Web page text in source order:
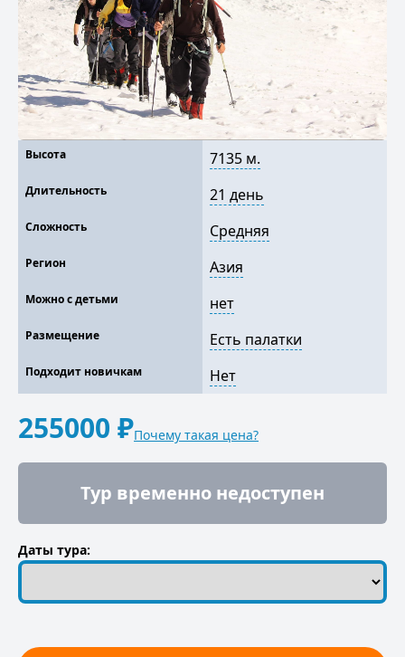
Высота 7135 м.
Длительность 21 день
Сложность Средняя
Регион Азия
Можно с детьми нет
Размещение Есть палатки
Подходит новичкам Нет
255000 ₽Почему такая цена?
Тур временно недоступен
Даты тура: